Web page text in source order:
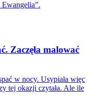
Zaczęła malować
w nocy. Usypiała więc
tej okazji czytała. Ale ile